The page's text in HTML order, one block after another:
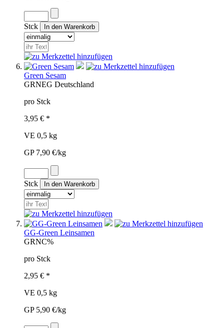
Stck
Green Sesam
GRNEG Deutschland
pro Stck
3,95 € *
VE 0,5 kg
GP 7,90 €/kg
Stck
GG-Green Leinsamen
GRNC%
pro Stck
2,95 € *
VE 0,5 kg
GP 5,90 €/kg